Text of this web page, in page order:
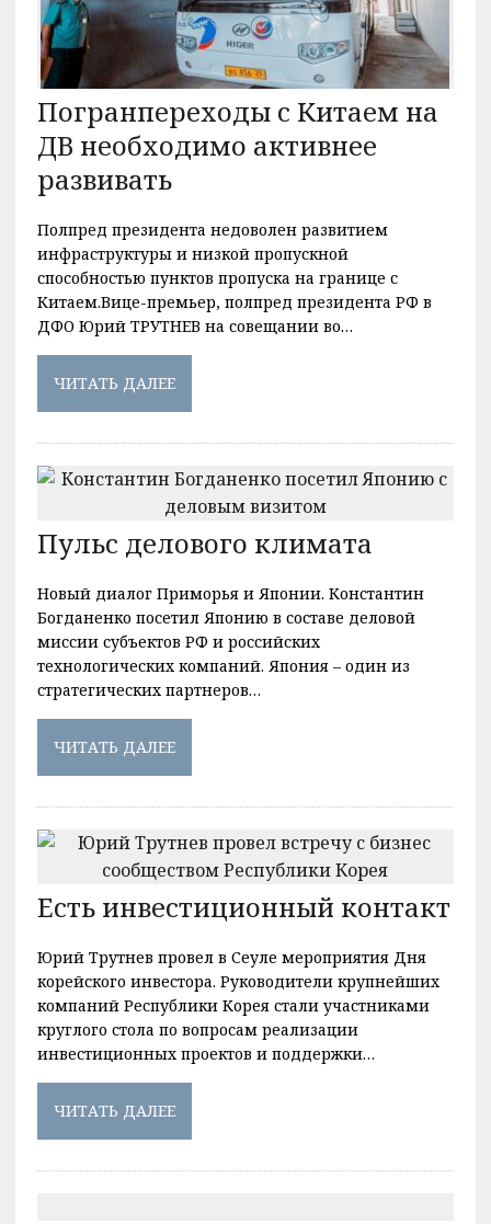
Погранпереходы с Китаем на
ДВ необходимо активнее
развивать
Полпред президента недоволен развитием
инфраструктуры и низкой пропускной
способностью пунктов пропуска на границе с
Китаем.Вице-премьер, полпред президента РФ в
ДФО Юрий ТРУТНЕВ на совещании во…
ЧИТАТЬ ДАЛЕЕ
Пульс делового климата
Новый диалог Приморья и Японии. Константин
Богданенко посетил Японию в составе деловой
миссии субъектов РФ и российских
технологических компаний. Япония – один из
стратегических партнеров…
ЧИТАТЬ ДАЛЕЕ
Есть инвестиционный контакт
Юрий Трутнев провел в Сеуле мероприятия Дня
корейского инвестора. Руководители крупнейших
компаний Республики Корея стали участниками
круглого стола по вопросам реализации
инвестиционных проектов и поддержки…
ЧИТАТЬ ДАЛЕЕ